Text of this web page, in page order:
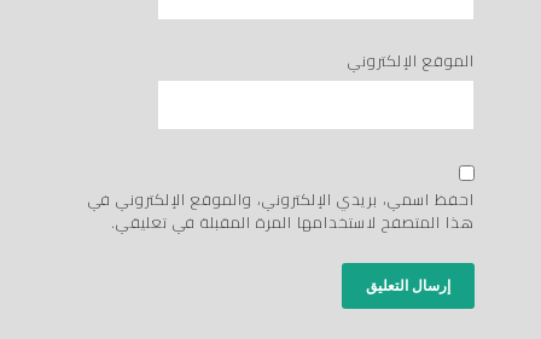
الموقع الإلكتروني
احفظ اسمي، بريدي الإلكتروني، والموقع الإلكتروني في
هذا المتصفح لاستخدامها المرة المقبلة في تعليقي.